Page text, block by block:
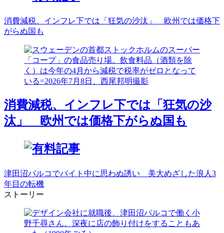
消費減税、インフレ下では「狂気の沙汰」 欧州では価格下
がらぬ国も
消費減税、インフレ下では「狂気の沙
汰」 欧州では価格下がらぬ国も
津田沼パルコでバイト中に思わぬ誘い 美大めざした浪人3
年目の転機
ストーリー